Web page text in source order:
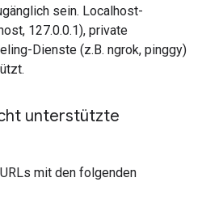
sein. Localhost-
127.0.0.1), private
Dienste (z.B. ngrok, pinggy)
unterstützte
mit den folgenden